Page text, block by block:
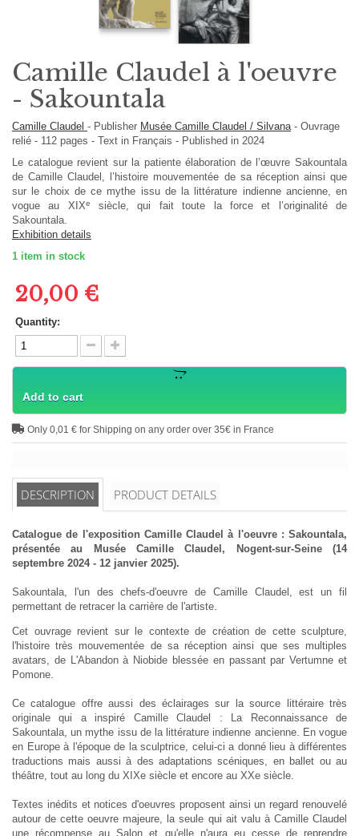
Camille Claudel à l'oeuvre
- Sakountala
Camille Claudel - Publisher Musée Camille Claudel / Silvana - Ouvrage
relié - 112 pages - Text in Français - Published in 2024
Le catalogue revient sur la patiente élaboration de l’œuvre Sakountala
de Camille Claudel, l’histoire mouvementée de sa réception ainsi que
sur le choix de ce mythe issu de la littérature indienne ancienne, en
vogue au XIXe
siècle, qui fait toute la force et l’originalité de
Sakountala.
Exhibition details
1 item in stock
20,00 €
Quantity:
Add to cart
Only 0,01 € for Shipping on any order over 35€ in France
DESCRIPTION PRODUCT DETAILS
Catalogue de l'exposition Camille Claudel à l'oeuvre : Sakountala,
présentée au Musée Camille Claudel, Nogent-sur-Seine (14
septembre 2024 - 12 janvier 2025).
Sakountala, l'un des chefs-d'oeuvre de Camille Claudel, est un fil
permettant de retracer la carrière de l'artiste.
Cet ouvrage revient sur le contexte de création de cette sculpture,
l'histoire très mouvementée de sa réception ainsi que ses multiples
avatars, de L'Abandon à Niobide blessée en passant par Vertumne et
Pomone.
Ce catalogue offre aussi des éclairages sur la source littéraire très
originale qui a inspiré Camille Claudel : La Reconnaissance de
Sakountala, un mythe issu de la littérature indienne ancienne. En vogue
en Europe à l'époque de la sculptrice, celui-ci a donné lieu à différentes
traductions mais aussi à des adaptations scéniques, en ballet ou au
théâtre, tout au long du XIXe siècle et encore au XXe siècle.
Textes inédits et notices d'oeuvres proposent ainsi un regard renouvelé
autour de cette oeuvre majeure, la seule qui ait valu à Camille Claudel
une récompense au Salon et qu'elle n'aura eu cesse de reprendre